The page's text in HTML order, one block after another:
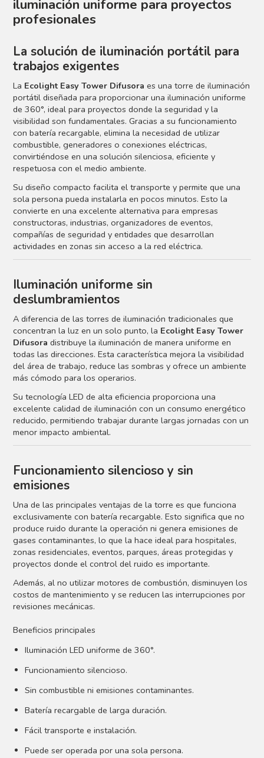
iluminación uniforme para proyectos
profesionales
La solución de iluminación portátil para
trabajos exigentes
La Ecolight Easy Tower Difusora es una torre de iluminación
portátil diseñada para proporcionar una iluminación uniforme
de 360°, ideal para proyectos donde la seguridad y la
visibilidad son fundamentales. Gracias a su funcionamiento
con batería recargable, elimina la necesidad de utilizar
combustible, generadores o conexiones eléctricas,
convirtiéndose en una solución silenciosa, eficiente y
respetuosa con el medio ambiente.
Su diseño compacto facilita el transporte y permite que una
sola persona pueda instalarla en pocos minutos. Esto la
convierte en una excelente alternativa para empresas
constructoras, industrias, organizadores de eventos,
compañías de seguridad y entidades que desarrollan
actividades en zonas sin acceso a la red eléctrica.
Iluminación uniforme sin
deslumbramientos
A diferencia de las torres de iluminación tradicionales que
concentran la luz en un solo punto, la Ecolight Easy Tower
Difusora distribuye la iluminación de manera uniforme en
todas las direcciones. Esta característica mejora la visibilidad
del área de trabajo, reduce las sombras y ofrece un ambiente
más cómodo para los operarios.
Su tecnología LED de alta eficiencia proporciona una
excelente calidad de iluminación con un consumo energético
reducido, permitiendo trabajar durante largas jornadas con un
menor impacto ambiental.
Funcionamiento silencioso y sin
emisiones
Una de las principales ventajas de la torre es que funciona
exclusivamente con batería recargable. Esto significa que no
produce ruido durante la operación ni genera emisiones de
gases contaminantes, lo que la hace ideal para hospitales,
zonas residenciales, eventos, parques, áreas protegidas y
proyectos donde el control del ruido es importante.
Además, al no utilizar motores de combustión, disminuyen los
costos de mantenimiento y se reducen las interrupciones por
revisiones mecánicas.
Beneficios principales
Iluminación LED uniforme de 360°.
Funcionamiento silencioso.
Sin combustible ni emisiones contaminantes.
Batería recargable de larga duración.
Fácil transporte e instalación.
Puede ser operada por una sola persona.